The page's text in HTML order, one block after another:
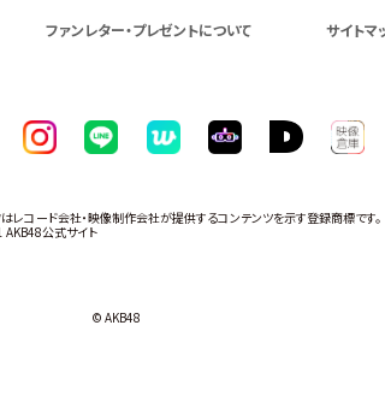
ファンレター・プレゼントについて サイトマ
レコード会社・映像制作会社が提供するコンテンツを示す登録商標です。
公式サイト
© AKB48